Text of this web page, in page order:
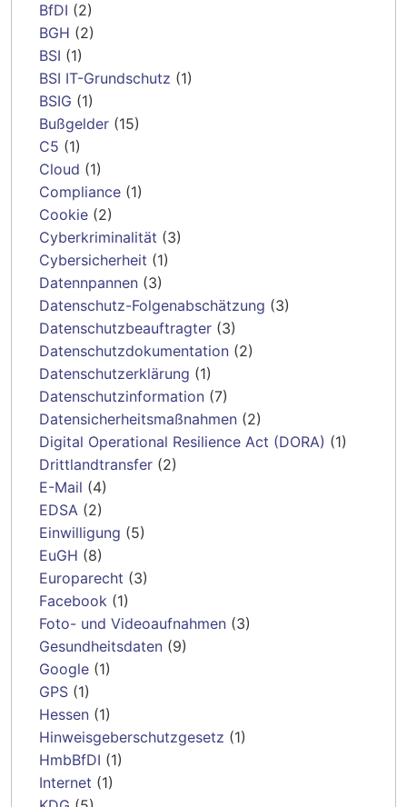
BfDI (2)
BGH (2)
BSI (1)
BSI IT-Grundschutz (1)
BSIG (1)
Bußgelder (15)
C5 (1)
Cloud (1)
Compliance (1)
Cookie (2)
Cyberkriminalität (3)
Cybersicherheit (1)
Datennpannen (3)
Datenschutz-Folgenabschätzung (3)
Datenschutzbeauftragter (3)
Datenschutzdokumentation (2)
Datenschutzerklärung (1)
Datenschutzinformation (7)
Datensicherheitsmaßnahmen (2)
Digital Operational Resilience Act (DORA) (1)
Drittlandtransfer (2)
E-Mail (4)
EDSA (2)
Einwilligung (5)
EuGH (8)
Europarecht (3)
Facebook (1)
Foto- und Videoaufnahmen (3)
Gesundheitsdaten (9)
Google (1)
GPS (1)
Hessen (1)
Hinweisgeberschutzgesetz (1)
HmbBfDI (1)
Internet (1)